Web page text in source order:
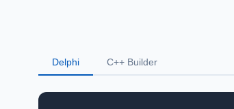
Delphi C++ Builder